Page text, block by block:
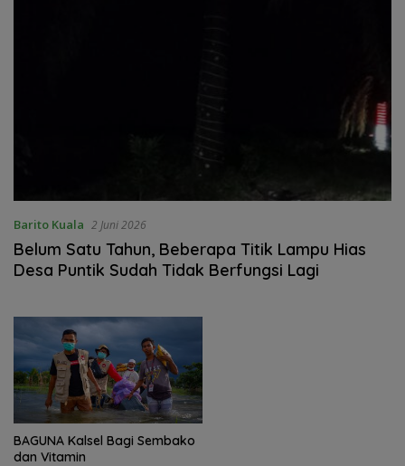
Barito Kuala 2 Juni 2026
Belum Satu Tahun, Beberapa Titik Lampu Hias
Desa Puntik Sudah Tidak Berfungsi Lagi
BAGUNA Kalsel Bagi Sembako
dan Vitamin